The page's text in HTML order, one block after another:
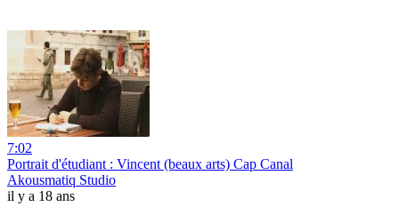
7:02
Portrait d'étudiant : Vincent (beaux arts) Cap Canal
Akousmatiq Studio
il y a 18 ans